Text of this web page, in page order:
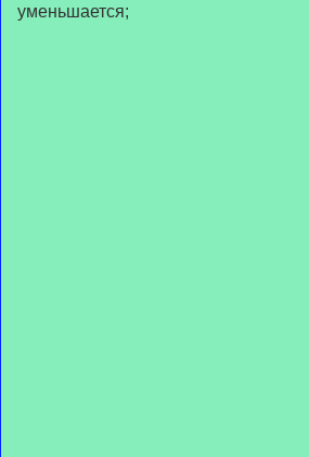
уменьшается;